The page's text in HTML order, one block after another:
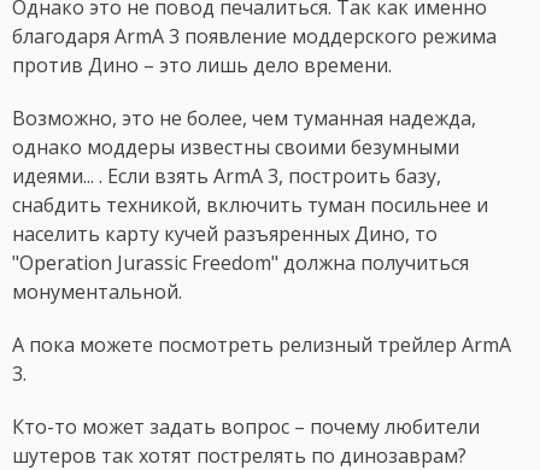
Однако это не повод печалиться. Так как именно
благодаря ArmA 3 появление моддерского режима
против Дино – это лишь дело времени.
Возможно, это не более, чем туманная надежда,
однако моддеры известны своими безумными
идеями... . Если взять ArmA 3, построить базу,
снабдить техникой, включить туман посильнее и
населить карту кучей разъяренных Дино, то
"Operation Jurassic Freedom" должна получиться
монументальной.
А пока можете посмотреть релизный трейлер ArmA
3.
Кто-то может задать вопрос – почему любители
шутеров так хотят пострелять по динозаврам?